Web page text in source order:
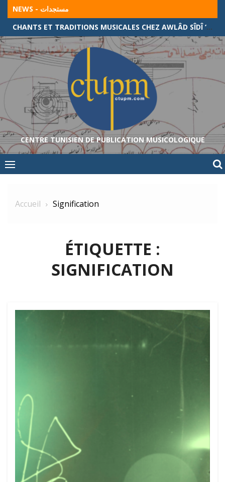
Skip
content
NEWS - مستجدات
CHANTS ET TRADITIONS MUSICALES CHEZ AWLÂD SÎDÎ ‘ABÎD (FRONTIÈRE ALGÉRO-TUNISIENNE)
CENTRE TUNISIEN DE PUBLICATION MUSICOLOGIQUE
Accueil Signification
ÉTIQUETTE :
SIGNIFICATION